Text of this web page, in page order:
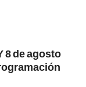
8 de agosto